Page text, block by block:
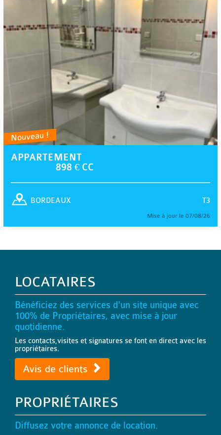
Nouveau !
APPARTEMENT
898 € CC
T3
BORDEAUX
Mise à jour le 07/08/26
LOCATAIRES
Bénéficiez des services d'un site unique avec
100% de Propriétaires, avec mise à jour
quotidienne.
Les contacts,visites et signatures se font en direct avec les
propriétaires.
Avis de clients
PROPRIÉTAIRES
Diffusez votre annonce de location.